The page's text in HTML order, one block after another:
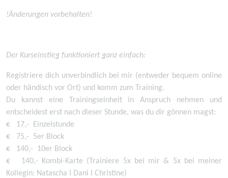
!Änderungen vorbehalten!
Der Kurseinstieg funktioniert ganz einfach:
Registriere dich unverbindlich bei mir (entweder bequem online
oder händisch vor Ort) und komm zum Training.
Du kannst eine Trainingseinheit in Anspruch nehmen und
entscheidest erst nach dieser Stunde, was du dir gönnen magst:
€ 17,- Einzelstunde
€ 75,- 5er Block
€ 140,- 10er Block
€ 140,- Kombi-Karte (Trainiere 5x bei mir & 5x bei meiner
Kollegin: Natascha I Dani I Christine)